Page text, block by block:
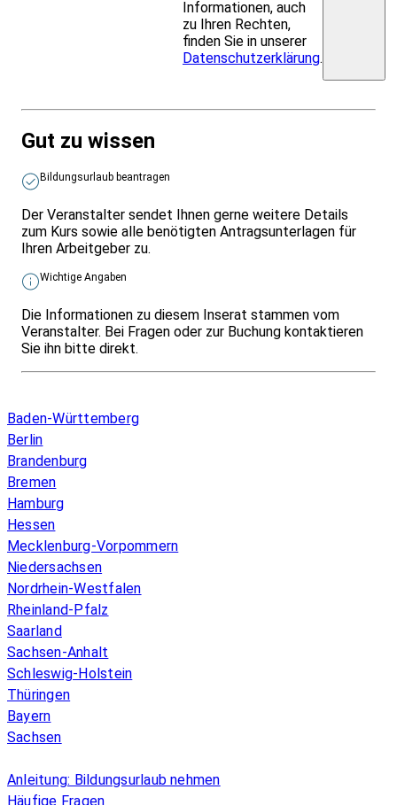
Informationen, auch
zu Ihren Rechten,
finden Sie in unserer
Datenschutzerklärung.
Gut zu wissen
Bildungsurlaub beantragen
Der Veranstalter sendet Ihnen gerne weitere Details
zum Kurs sowie alle benötigten Antragsunterlagen für
Ihren Arbeitgeber zu.
Wichtige Angaben
Die Informationen zu diesem Inserat stammen vom
Veranstalter. Bei Fragen oder zur Buchung kontaktieren
Sie ihn bitte direkt.
Baden-Württemberg
Berlin
Brandenburg
Bremen
Hamburg
Hessen
Mecklenburg-Vorpommern
Niedersachsen
Nordrhein-Westfalen
Rheinland-Pfalz
Saarland
Sachsen-Anhalt
Schleswig-Holstein
Thüringen
Bayern
Sachsen
Anleitung: Bildungsurlaub nehmen
Häufige Fragen